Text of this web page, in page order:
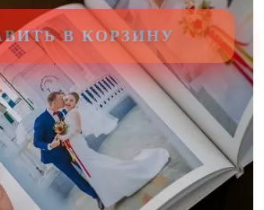
В КОРЗИНУ
стили фотокниг